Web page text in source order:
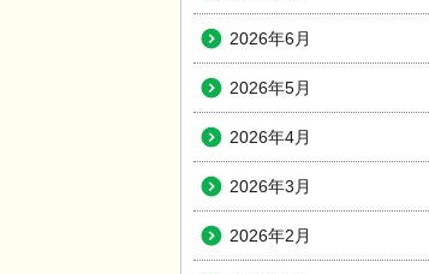
2026年6月
2026年5月
2026年4月
2026年3月
2026年2月